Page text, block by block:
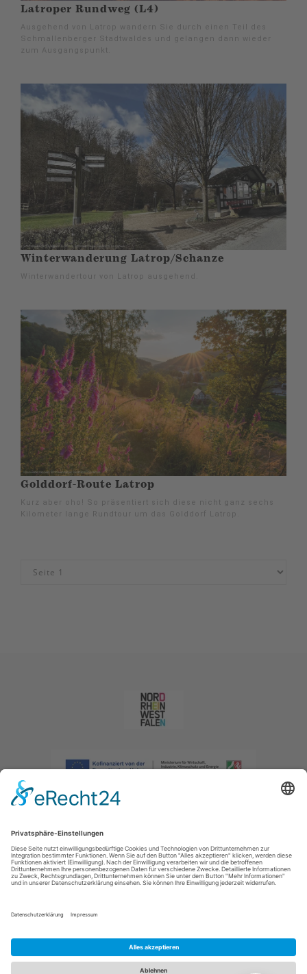
Latroper Rundweg (L4)
Ausgehend von Latrop wandern Sie durch einen Teil des
Schmallenberger Stadtwaldes und gelangen dann wieder
zum Ausgangspunkt.
Winterwanderung Latrop/Schanze
Winterwandertour von Latrop ausgehend.
Golddorf-Route Latrop
Kurz aber oho! So präsentiert sich diese nicht ganz sechs
Kilometer lange Rundtour um das Golddorf Latrop.
Impressum|Datenschutzerklärung|Barrierefreiheitserklärung
E: info@sauerland.com